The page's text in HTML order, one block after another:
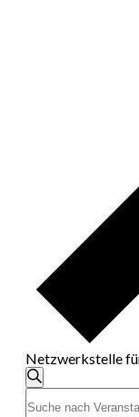
Netzwerkstelle
Suche
Schlüsselwort